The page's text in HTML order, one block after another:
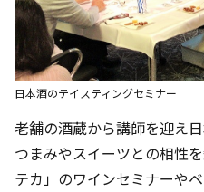
日本酒のテイスティングセミナー
老舗の酒蔵から講師を迎え
つまみやスイーツとの相性
テカ」のワインセミナーや